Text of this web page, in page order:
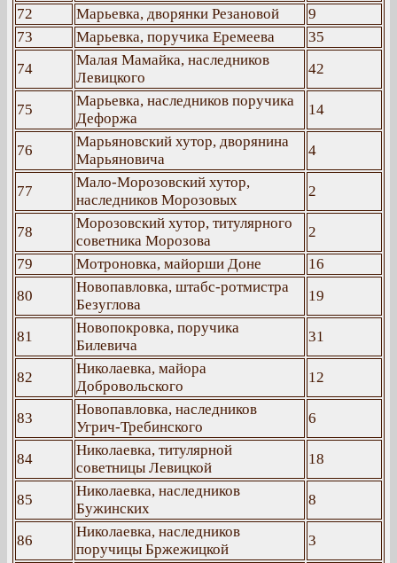
72
Марьевка, дворянки Резановой
9
73
Марьевка, поручика Еремеева
35
74
Малая Мамайка, наследников
Левицкого
42
75
Марьевка, наследников поручика
Дефоржа
14
76
Марьяновский хутор, дворянина
Марьяновича
4
77
Мало-Морозовский хутор,
наследников Морозовых
2
78
Морозовский хутор, титулярного
советника Морозова
2
79
Мотроновка, майорши Доне
16
80
Новопавловка, штабс-ротмистра
Безуглова
19
81
Новопокровка, поручика
Билевича
31
82
Николаевка, майора
Добровольского
12
83
Новопавловка, наследников
Угрич-Требинского
6
84
Николаевка, титулярной
советницы Левицкой
18
85
Николаевка, наследников
Бужинских
8
86
Николаевка, наследников
поручицы Бржежицкой
3